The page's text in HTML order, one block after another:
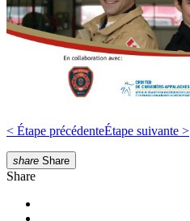
< Étape précédenteÉtape suivante >
share Share
Share